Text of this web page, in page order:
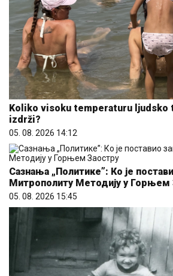
Koliko visoku temperaturu ljudsko
izdrži?
05. 08. 2026 14:12
Сазнања „Политике”: Ко је
Митрополиту Методију у Горњем
05. 08. 2026 15:45